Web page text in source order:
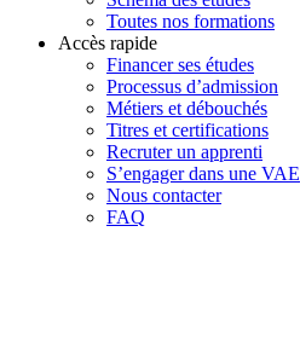
Toutes nos formations
Accès rapide
Financer ses études
Processus d’admission
Métiers et débouchés
Titres et certifications
Recruter un apprenti
S’engager dans une VAE
Nous contacter
FAQ